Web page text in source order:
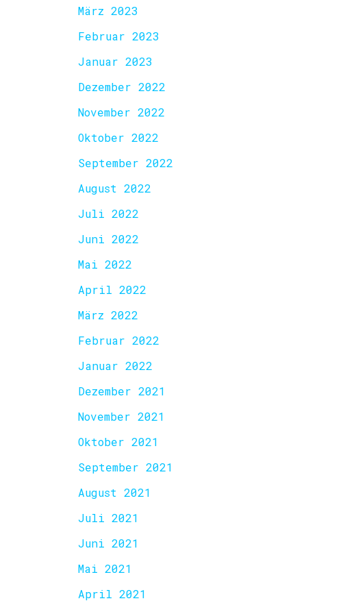
März 2023
Februar 2023
Januar 2023
Dezember 2022
November 2022
Oktober 2022
September 2022
August 2022
Juli 2022
Juni 2022
Mai 2022
April 2022
März 2022
Februar 2022
Januar 2022
Dezember 2021
November 2021
Oktober 2021
September 2021
August 2021
Juli 2021
Juni 2021
Mai 2021
April 2021